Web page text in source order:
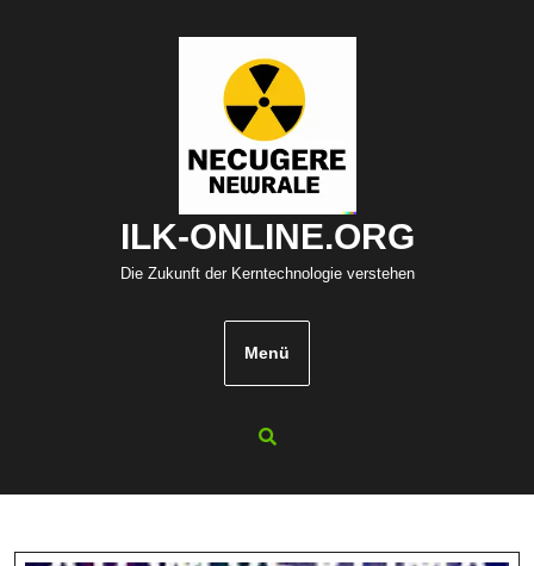
ILK-ONLINE.ORG
Die Zukunft der Kerntechnologie verstehen
Menü